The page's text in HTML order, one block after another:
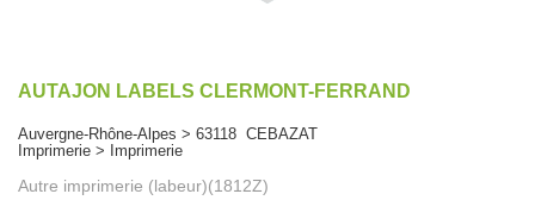
AUTAJON LABELS CLERMONT-FERRAND
Auvergne-Rhône-Alpes > 63118 CEBAZAT
Imprimerie > Imprimerie
Autre imprimerie (labeur)(1812Z)